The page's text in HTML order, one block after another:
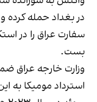
در بغداد حمله کرده
سفارت عراق را در
بست.
وزارت خارجه عراق
استرداد مومیکا به